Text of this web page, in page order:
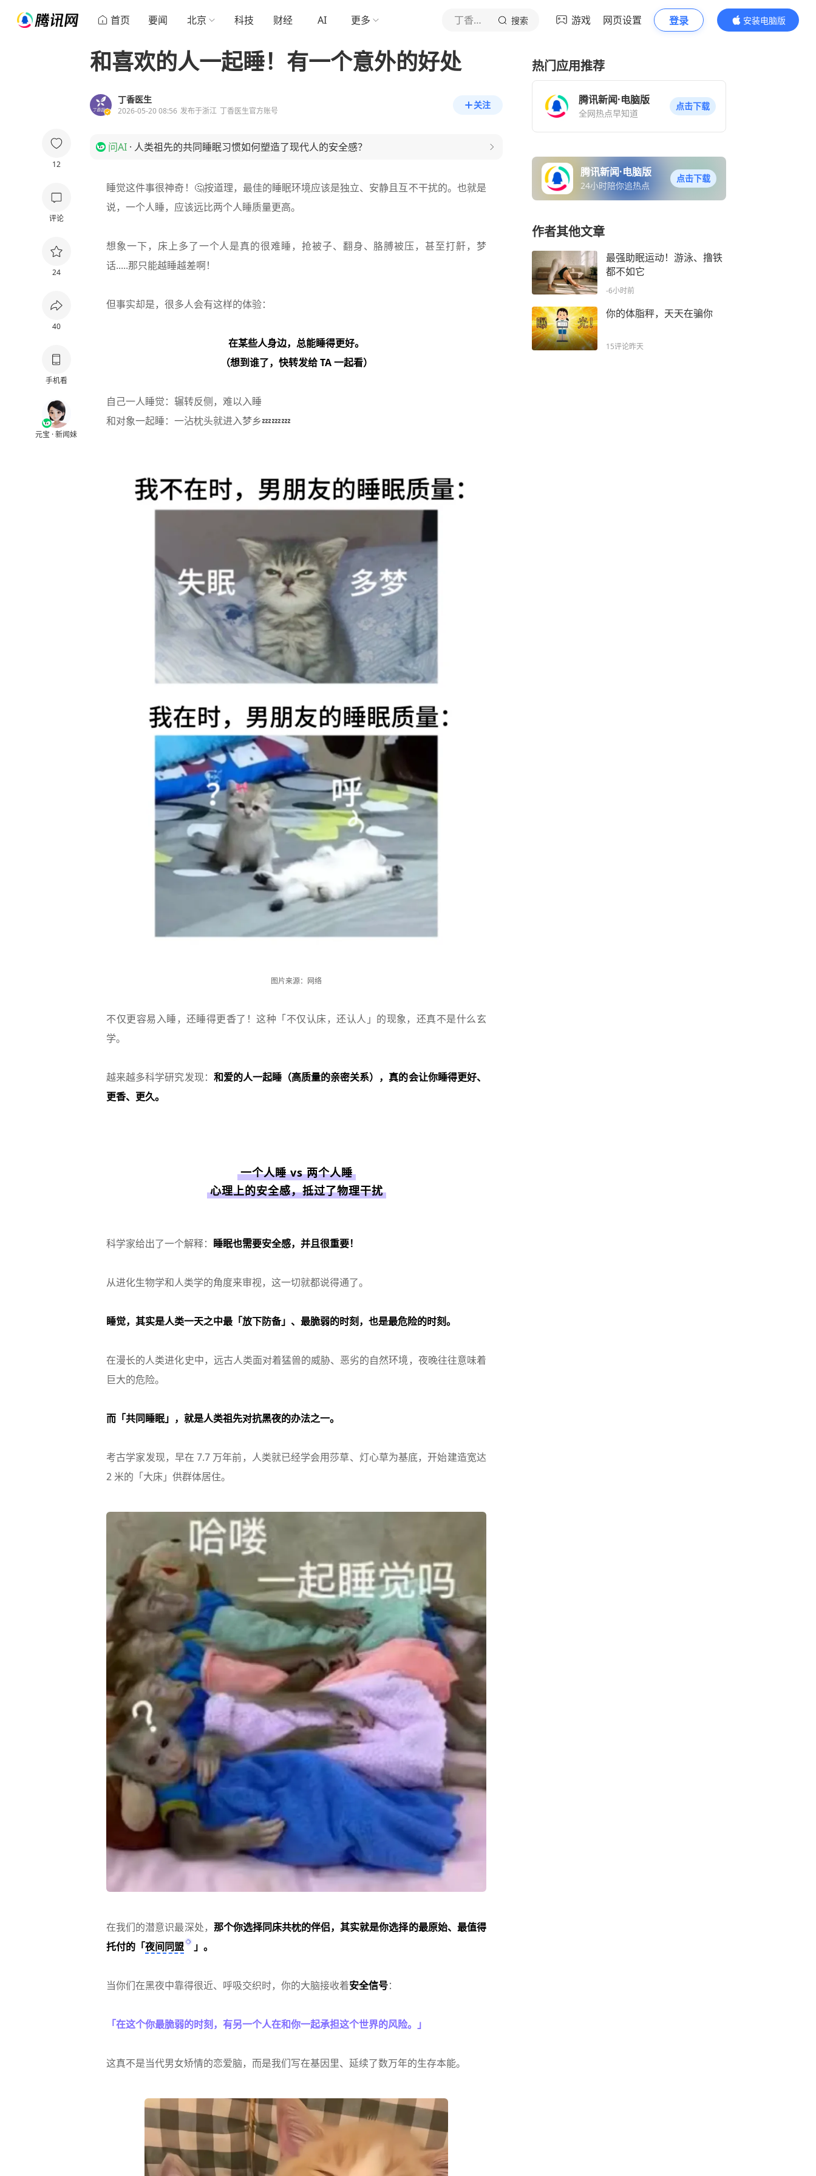
首页 要闻 北京 科技 财经 AI 更多 丁香医生 搜索 游戏 网页设置 登录
安装电脑版
内容更精彩
12
评论
24
40
手机看
元宝 · 新闻妹
和喜欢的人一起睡！有一个意外的好处
丁香医生
2026-05-20 08:56 发布于浙江 丁香医生官方账号
关注
问AI · 人类祖先的共同睡眠习惯如何塑造了现代人的安全感？
睡觉这件事很神奇！🤔按道理，最佳的睡眠环境应该是独立、安静且互不干扰的。也就是
说，一个人睡，应该远比两个人睡质量更高。
想象一下，床上多了一个人是真的很难睡，抢被子、翻身、胳膊被压，甚至打鼾，梦
话.....那只能越睡越差啊！
但事实却是，很多人会有这样的体验：
在某些人身边，总能睡得更好。
（想到谁了，快转发给 TA 一起看）
自己一人睡觉：辗转反侧，难以入睡
和对象一起睡：一沾枕头就进入梦乡💤💤💤
图片来源：网络
不仅更容易入睡，还睡得更香了！这种「不仅认床，还认人」的现象，还真不是什么玄
学。
越来越多科学研究发现： 和爱的人一起睡（高质量的亲密关系），真的会让你睡得更好、
更香、更久。
一个人睡 vs 两个人睡
心理上的安全感，抵过了物理干扰
科学家给出了一个解释： 睡眠也需要安全感，并且很重要！
从进化生物学和人类学的角度来审视，这一切就都说得通了。
睡觉，其实是人类一天之中最「放下防备」、最脆弱的时刻，也是最危险的时刻。
在漫长的人类进化史中，远古人类面对着猛兽的威胁、恶劣的自然环境，夜晚往往意味着
巨大的危险。
而「共同睡眠」，就是人类祖先对抗黑夜的办法之一。
考古学家发现，早在 7.7 万年前，人类就已经学会用莎草、灯心草为基底，开始建造宽达
2 米的「大床」供群体居住。
在我们的潜意识最深处， 那个你选择同床共枕的伴侣，其实就是你选择的最原始、最值得
托付的「夜间同盟 」。
当你们在黑夜中靠得很近、呼吸交织时，你的大脑接收着安全信号：
「在这个你最脆弱的时刻，有另一个人在和你一起承担这个世界的风险。」
这真不是当代男女矫情的恋爱脑，而是我们写在基因里、延续了数万年的生存本能。
热门应用推荐
腾讯新闻·电脑版
全网热点早知道
点击下载
腾讯新闻·电脑版
24小时陪你追热点
点击下载
作者其他文章
最强助眠运动！游泳、撸铁
都不如它
-6小时前
你的体脂秤，天天在骗你
15评论昨天